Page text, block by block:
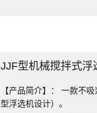
JJF型机械搅拌式浮
【产品简介】： 一款不
型浮选机设计）。